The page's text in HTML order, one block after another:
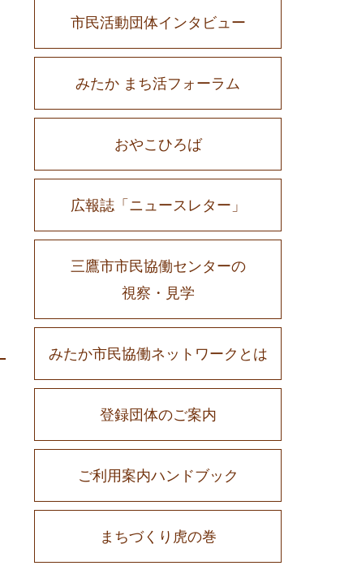
市民活動団体インタビュー
みたか まち活フォーラム
おやこひろば
広報誌「ニュースレター」
三鷹市市民協働センターの
視察・見学
みたか市民協働ネットワークとは
登録団体のご案内
ご利用案内ハンドブック
まちづくり虎の巻